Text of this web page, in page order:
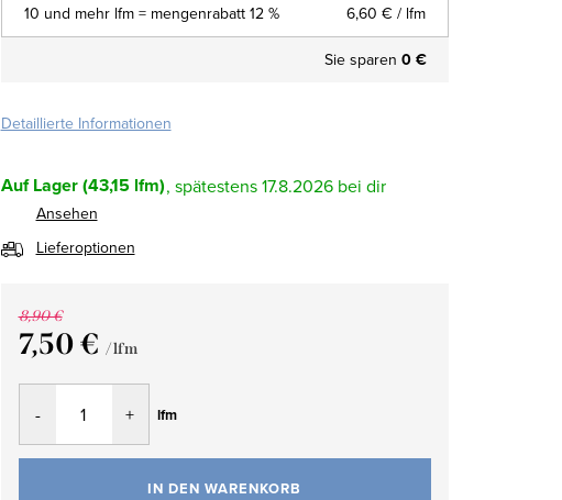
10 und mehr lfm = mengenrabatt 12 % 6,60 € / lfm
Sie sparen 0 €
Detaillierte Informationen
Auf Lager(43,15 lfm) 17.8.2026
Ansehen
Lieferoptionen
8,90 €
7,50 € / lfm
Verkaufspreis:
lfm
IN DEN WARENKORB